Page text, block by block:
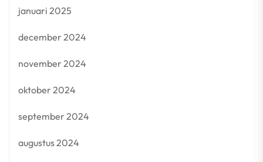
januari 2025
december 2024
november 2024
oktober 2024
september 2024
augustus 2024